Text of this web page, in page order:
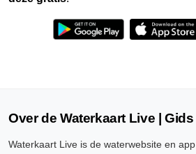
Over de Waterkaart Live | Gids
Waterkaart Live is de waterwebsite en